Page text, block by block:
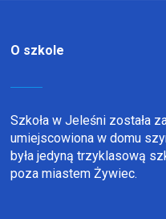
O szkole
Szkoła w Jeleśni została
umiejscowiona w domu
była jedyną trzyklasową
poza miastem Żywiec.